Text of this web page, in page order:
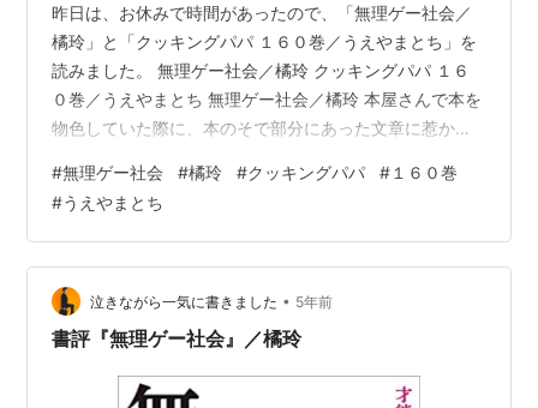
昨日は、お休みで時間があったので、「無理ゲー社会／
橘玲」と「クッキングパパ １６０巻／うえやまとち」を
読みました。 無理ゲー社会／橘玲 クッキングパパ １６
０巻／うえやまとち 無理ゲー社会／橘玲 本屋さんで本を
物色していた際に、本のそで部分にあった文章に惹かれ
経済的に成功し、評判と性愛を獲得する」という困難な
ゲーム（無理ゲー）をたった一人で攻略しなければなら
ない。これが「自分らしく生きる」リベラルな社会のル
ールだ。 （「無理ゲー社会／橘玲」より抜粋） 単純な
「生きづらさ」ではなく、より厳しい現実を多角的に分
析しており、内容は、賛否両論あると思…
#無理ゲー社会 #橘玲 #クッキングパパ # １６０巻
#うえやまとち
泣きながら一気に書きました • 5年前
書評『無理ゲー社会』／橘玲